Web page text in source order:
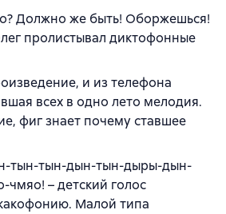
Должно же быть! Оборжешься!
пролистывал диктофонные
и из телефона
всех в одно лето мелодия.
фиг знает почему ставшее
тын-тын-дын-тын-дыры-дын-
– детский голос
Малой типа